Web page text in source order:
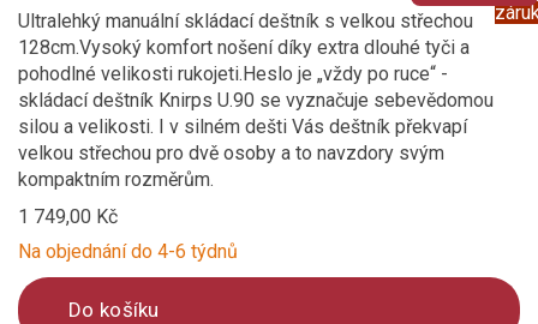
Ultralehký manuální skládací deštník s velkou střechou
128cm.Vysoký komfort nošení díky extra dlouhé tyči a
pohodlné velikosti rukojeti.Heslo je „vždy po ruce“ -
skládací deštník Knirps U.90 se vyznačuje sebevědomou
silou a velikosti. I v silném dešti Vás deštník překvapí
velkou střechou pro dvě osoby a to navzdory svým
kompaktním rozměrům.
1 749,00 Kč
Na objednání do 4-6 týdnů
Do košíku